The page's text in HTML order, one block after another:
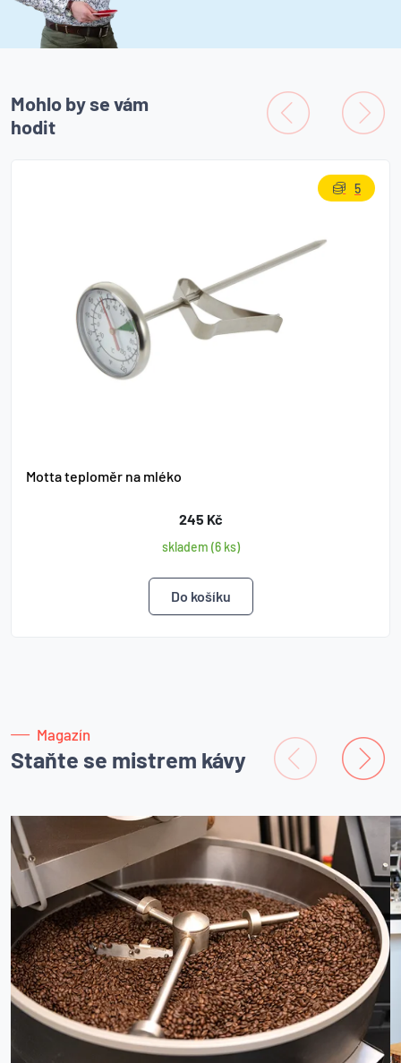
Mohlo by se vám
hodit
Motta teploměr na mléko
245 Kč
skladem (6 ks)
5
Magazín
Staňte se mistrem kávy